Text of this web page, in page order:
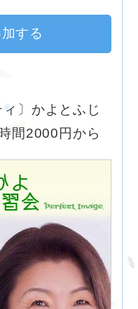
する
ィ〕かよとふじ
間2000円から